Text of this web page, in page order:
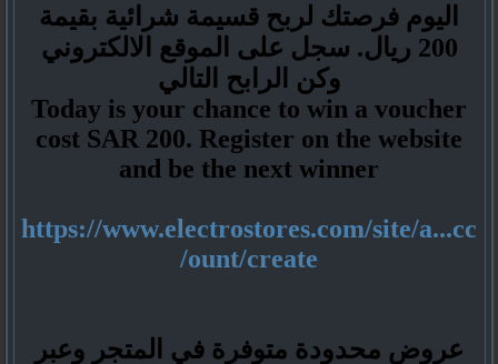
اليوم فرصتك لربح قسيمة شرائية بقيمة
200 ريال. سجل على الموقع الالكتروني
وكن الرابح التالي
Today is your chance to win a voucher
cost SAR 200. Register on the website
and be the next winner
https://www.electrostores.com/site/a...cc
ount/create/
عروض محدودة متوفرة في المتجر وعبر